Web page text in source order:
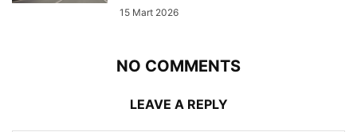
15 Mart 2026
NO COMMENTS
LEAVE A REPLY